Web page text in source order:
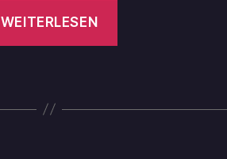
WEITERLESEN